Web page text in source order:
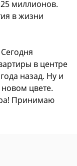
миллионов.
в жизни
в центре
назад. Ну и
цвете.
Принимаю